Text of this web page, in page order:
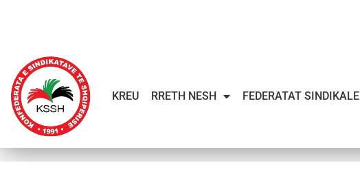
KREU RRETH NESH FEDERATAT SINDIKALE